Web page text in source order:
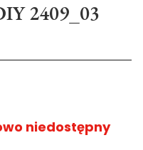
2409_03
niedostępny